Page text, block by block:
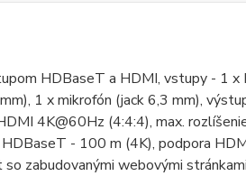
HDBaseT a HDMI, vstupy - 1 x
1 x mikrofón (jack 6,3 mm),
4K@60Hz (4:4:4), max.
- 100 m (4K), podpora
zabudovanými webovými